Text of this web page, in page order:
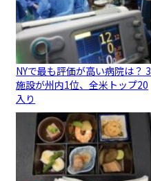
NYで最も評価が高い病院は？ 3
施設が州内1位、全米トップ20
入り